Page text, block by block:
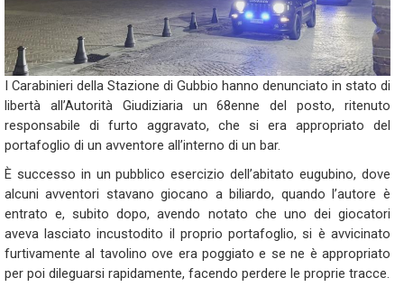
I Carabinieri della Stazione di Gubbio hanno denunciato in stato di
libertà all’Autorità Giudiziaria un 68enne del posto, ritenuto
responsabile di furto aggravato, che si era appropriato del
portafoglio di un avventore all’interno di un bar.
È successo in un pubblico esercizio dell’abitato eugubino, dove
alcuni avventori stavano giocano a biliardo, quando l’autore è
entrato e, subito dopo, avendo notato che uno dei giocatori
aveva lasciato incustodito il proprio portafoglio, si è avvicinato
furtivamente al tavolino ove era poggiato e se ne è appropriato
per poi dileguarsi rapidamente, facendo perdere le proprie tracce.